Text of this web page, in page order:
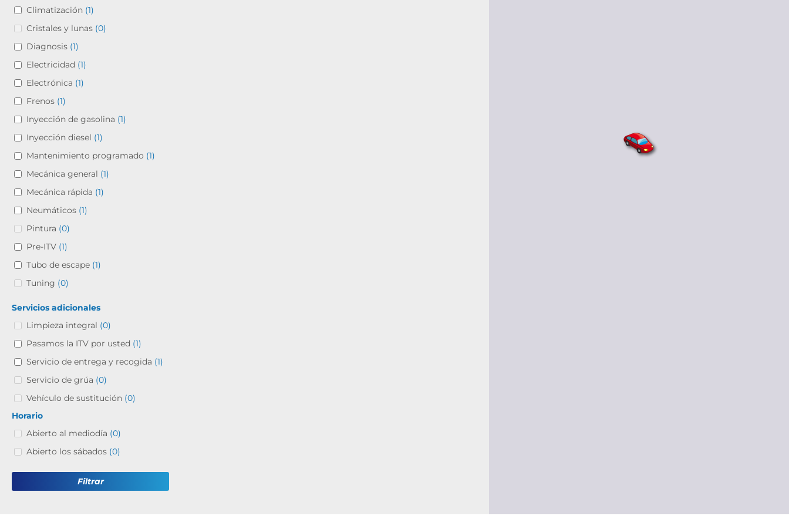
Climatización (1)
Cristales y lunas (0)
Diagnosis (1)
Electricidad (1)
Electrónica (1)
Frenos (1)
Inyección de gasolina (1)
Inyección diesel (1)
Mantenimiento programado (1)
Mecánica general (1)
Mecánica rápida (1)
Neumáticos (1)
Pintura (0)
Pre-ITV (1)
Tubo de escape (1)
Tuning (0)
Servicios adicionales
Limpieza integral (0)
Pasamos la ITV por usted (1)
Servicio de entrega y recogida (1)
Servicio de grúa (0)
Vehículo de sustitución (0)
Horario
Abierto al mediodía (0)
Abierto los sábados (0)
Filtrar